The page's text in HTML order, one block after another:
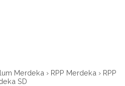
Merdeka › RPP Merdeka › RPP
SD